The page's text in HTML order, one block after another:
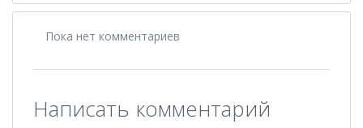
Пока нет комментариев
Написать комментарий